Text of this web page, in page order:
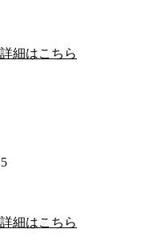
詳細はこちら
詳細はこちら